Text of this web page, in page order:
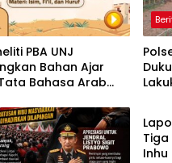
PBA UNJ
Bahan Ajar
Bahasa Arab
untuk Mahasiswa
Tiga
Inhu